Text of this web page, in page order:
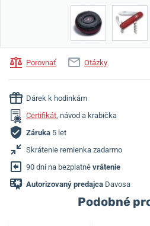
Porovnať Otázky
Dárek k hodinkám
Certifikát, návod a krabička
Záruka 5 let
Skrátenie remienka zadarmo
90 dní na bezplatné vrátenie
Autorizovaný predajca Davosa
Podobné